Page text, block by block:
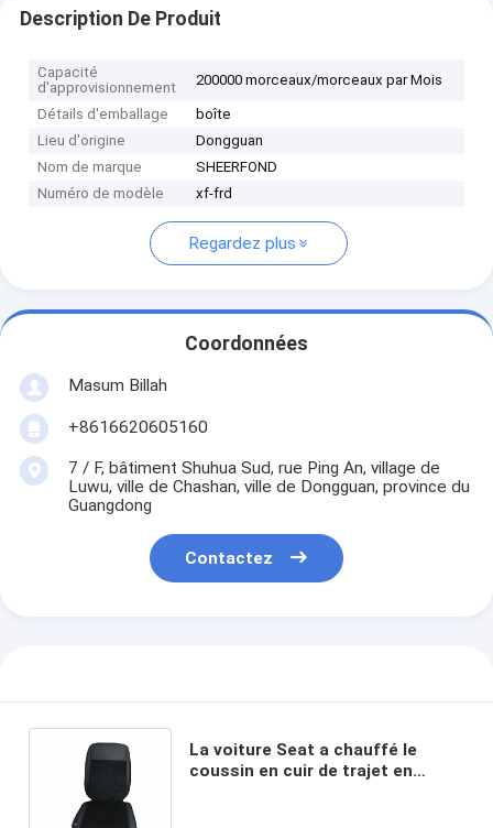
Description De Produit
Capacité
d'approvisionnement
200000 morceaux/morceaux par Mois
Détails d'emballage
boîte
Lieu d'origine
Dongguan
Nom de marque
SHEERFOND
Numéro de modèle
xf-frd
Regardez plus
Coordonnées
Masum Billah
+8616620605160
7 / F, bâtiment Shuhua Sud, rue Ping An, village de
Luwu, ville de Chashan, ville de Dongguan, province du
Guangdong
Contactez
La voiture Seat a chauffé le
coussin en cuir de trajet en